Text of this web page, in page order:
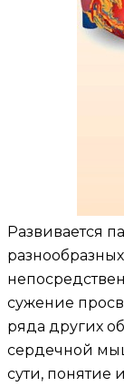
Развивается
сужение
ряда других
сердечной
сути, понятие